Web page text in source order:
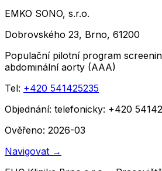
EMKO SONO, s.r.o.
Dobrovského 23, Brno, 61200
Populační pilotní program
abdominální aorty (AAA)
Tel: +420 541425235
Objednání: telefonicky: +420
Ověřeno: 2026-03
Navigovat →